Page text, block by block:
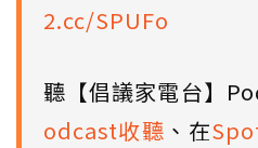
2.cc/SPUFo
聽【倡議家電台】
odcast收聽 、在